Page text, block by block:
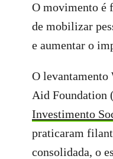
O movimento é
de mobilizar
e aumentar o
O
Aid Foundation
Investimento
praticaram
consolidada, o